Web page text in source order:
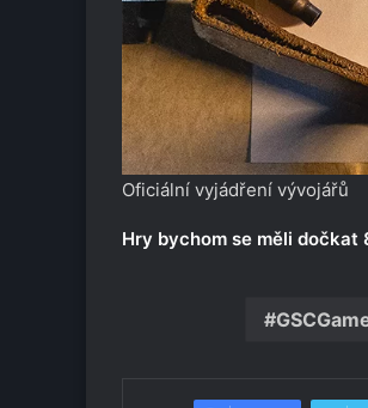
Oficiální vyjádření vývojářů
Hry bychom se měli dočkat